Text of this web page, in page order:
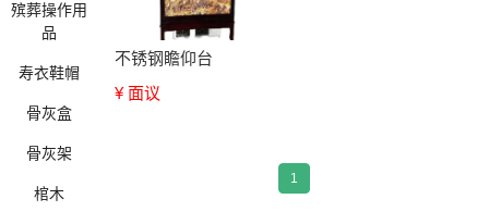
殡葬操作用
品
寿衣鞋帽
骨灰盒
骨灰架
棺木
不锈钢瞻仰台
¥ 面议
1